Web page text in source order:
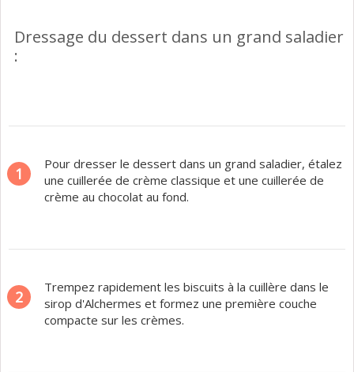
Dressage du dessert dans un grand saladier
:
1
Pour dresser le dessert dans un grand saladier, étalez
une cuillerée de crème classique et une cuillerée de
crème au chocolat au fond.
2
Trempez rapidement les biscuits à la cuillère dans le
sirop d'Alchermes et formez une première couche
compacte sur les crèmes.